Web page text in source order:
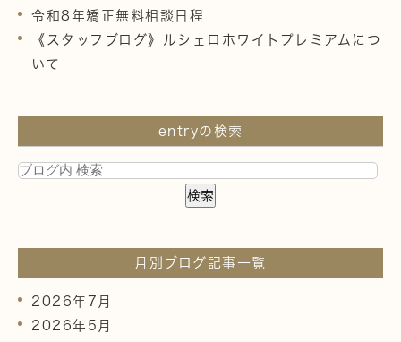
令和8年矯正無料相談日程
《スタッフブログ》ルシェロホワイトプレミアムにつ
いて
entryの検索
月別ブログ記事一覧
2026年7月
2026年5月